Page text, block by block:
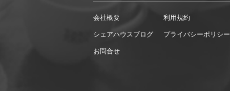
会社概要
シェアハウスブログ
お問合せ
利用規約
プライバシーポリシー